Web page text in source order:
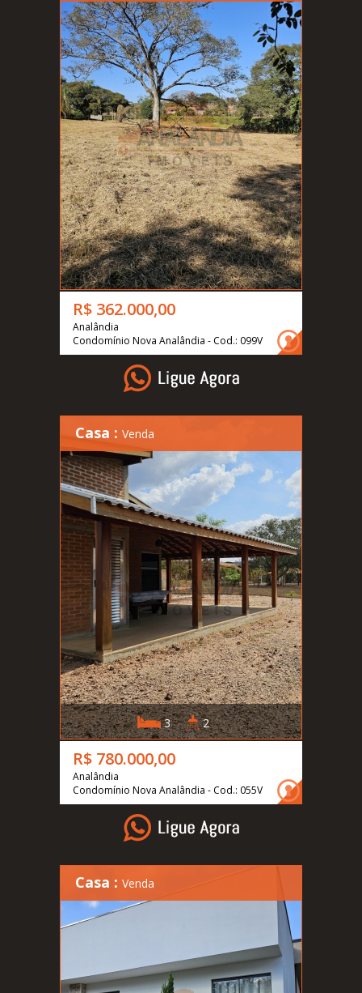
R$ 362.000,00
Analândia
Condomínio Nova Analândia - Cod.: 099V
Casa : Venda
3 2
R$ 780.000,00
Analândia
Condomínio Nova Analândia - Cod.: 055V
Casa : Venda